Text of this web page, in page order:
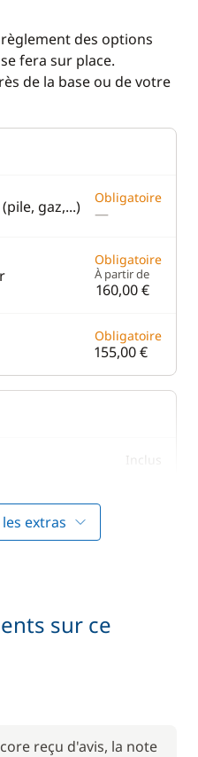
des options
fera sur place.
de la base ou de votre
gaz,...) Obligatoire
—
Obligatoire
À partir de
160,00 €
Obligatoire
155,00 €
Inclus
extras
sur ce
reçu d'avis, la note